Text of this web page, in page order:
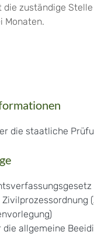
die zuständige
Monaten.
die staatliche
Zivilprozessordnung
die allgemeine